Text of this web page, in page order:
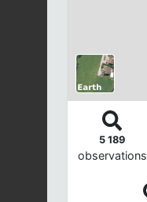
5 189
observations